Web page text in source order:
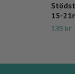
15-
139 kr